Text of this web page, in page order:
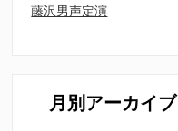
藤沢男声定演
月別アーカイブ